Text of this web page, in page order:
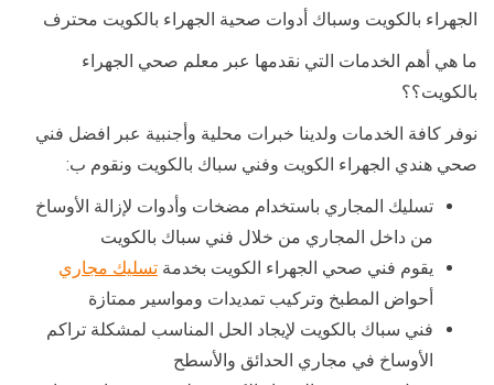
الجهراء بالكويت وسباك أدوات صحية الجهراء بالكويت محترف
ما هي أهم الخدمات التي نقدمها عبر معلم صحي الجهراء
بالكويت؟؟
نوفر كافة الخدمات ولدينا خبرات محلية وأجنبية عبر افضل فني
صحي هندي الجهراء الكويت وفني سباك بالكويت ونقوم ب:
تسليك المجاري باستخدام مضخات وأدوات لإزالة الأوساخ
من داخل المجاري من خلال فني سباك بالكويت
يقوم فني صحي الجهراء الكويت بخدمة تسليك مجاري
أحواض المطبخ وتركيب تمديدات ومواسير ممتازة
فني سباك بالكويت لإيجاد الحل المناسب لمشكلة تراكم
الأوساخ في مجاري الحدائق والأسطح